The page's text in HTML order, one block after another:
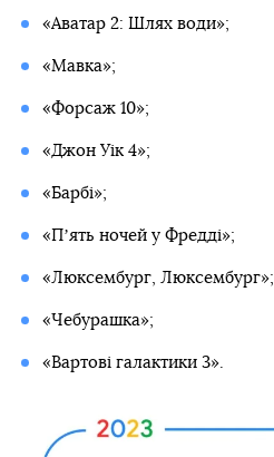
«Аватар 2: Шлях води»;
«Мавка»;
«Форсаж 10»;
«Джон Уік 4»;
«Барбі»;
«Пʼять ночей у Фредді»;
«Люксембург, Люксембург»;
«Чебурашка»;
«Вартові галактики 3».